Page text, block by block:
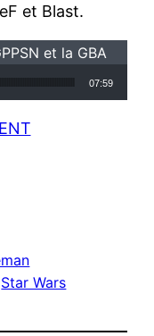
et Blast.
et la GBA
07:59
Star Wars